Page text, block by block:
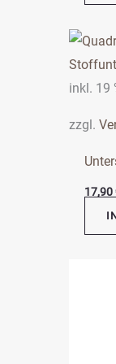
der
inkl. 19
zzgl.
17,90